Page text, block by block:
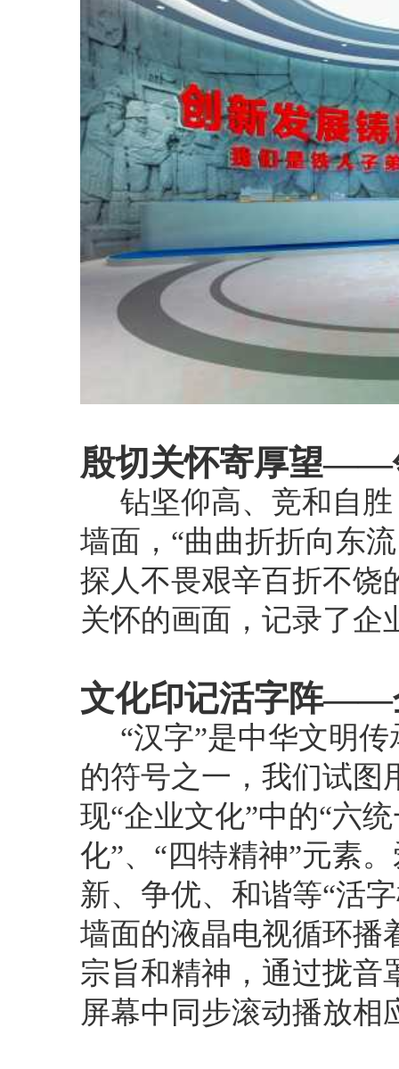
殷切关怀寄厚望——
钻坚仰高、竞和自
墙面，“曲曲折折向东
探人不畏艰辛百折不饶
关怀的画面，记录了企
文化印记活字阵——
“汉字”是中华文明
的符号之一，我们试图
现“企业文化”中的“六
化”、“四特精神”元素
新、争优、和谐等“活
墙面的液晶电视循环播
宗旨和精神，通过拢音
屏幕中同步滚动播放相